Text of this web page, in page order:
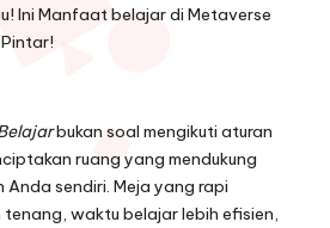
Ini Manfaat belajar di Metaverse
bukan soal mengikuti aturan
ruang yang mendukung
Anda sendiri. Meja yang rapi
tenang, waktu belajar lebih efisien,